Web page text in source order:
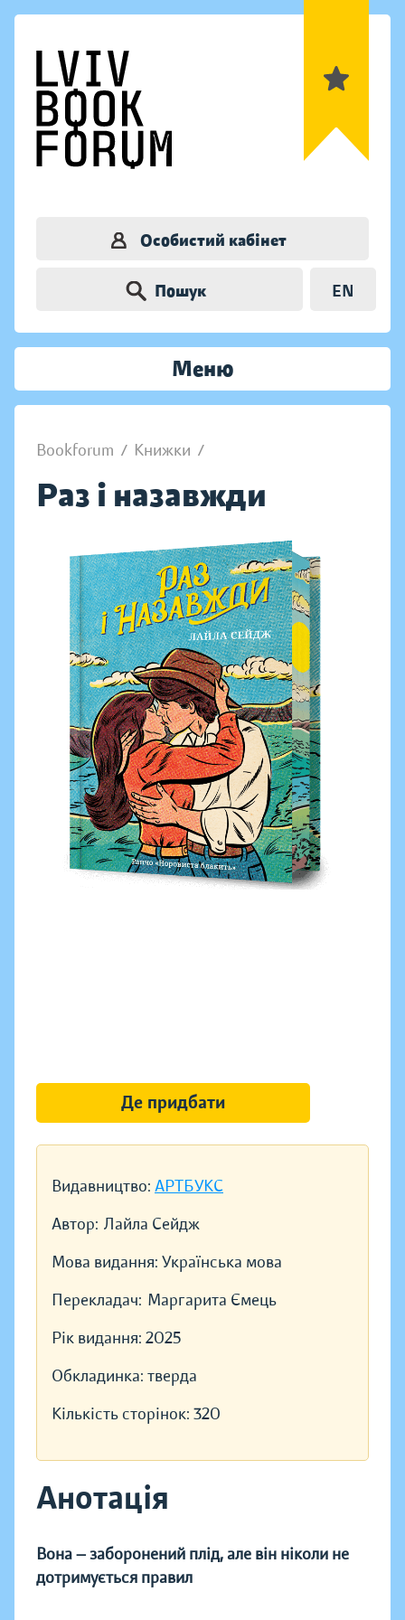
Особистий кабінет
Пошук EN
Меню
Bookforum / Книжки /
Раз і назавжди
Видавництво: АРТБУКС
Автор: Лайла Сейдж
Мова видання: Українська мова
Перекладач: Маргарита Ємець
Рік видання: 2025
Обкладинка: тверда
Кількість сторінок: 320
Анотація
Вона — заборонений плід, але він ніколи не
дотримується правил
Де придбати